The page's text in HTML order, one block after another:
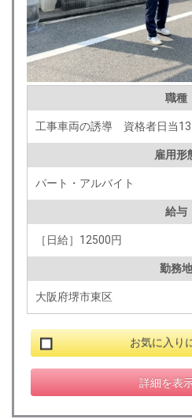
職種
工事車両の誘導 資格者日当
雇用形
パート・アルバイト
給与
［日給］12500円
勤務地
大阪府堺市東区
お気に入り
詳細を表